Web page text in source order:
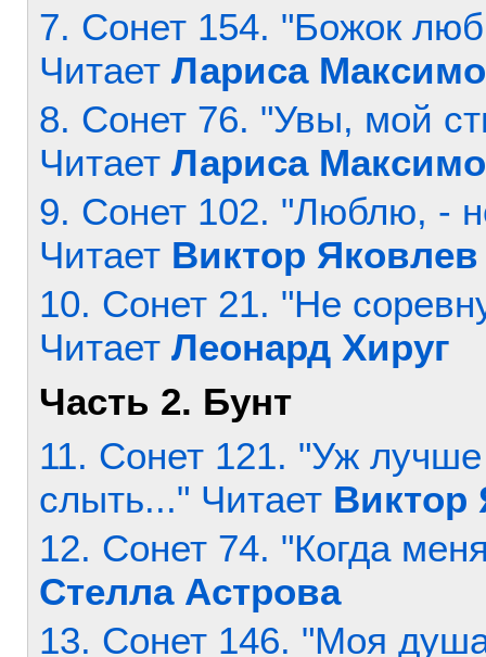
7. Сонет 154. "Божок
Читает Лариса
8. Сонет 76. "Увы, мой
Читает Лариса
9. Сонет 102. "Люблю, -
Читает Виктор Яковлев
10. Сонет 21. "Не
Читает Леонард Хируг
Часть 2. Бунт
11. Сонет 121. "Уж
слыть..." Читает Виктор
12. Сонет 74. "Когда
Стелла Астрова
13. Сонет 146. "Моя